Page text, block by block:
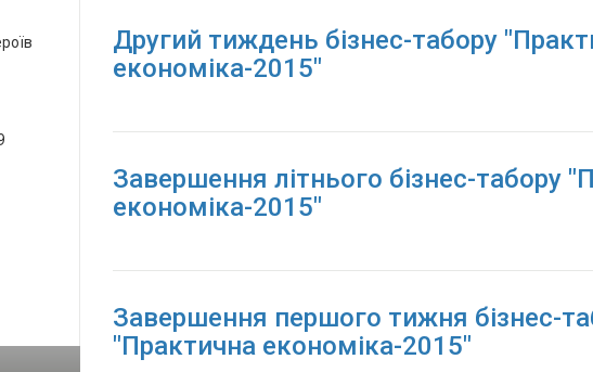
Другий тиждень бізнес-табору
економіка-2015"
Завершення літнього бізнес-табору
економіка-2015"
Завершення першого тижня бізнес-
"Практична економіка-2015"